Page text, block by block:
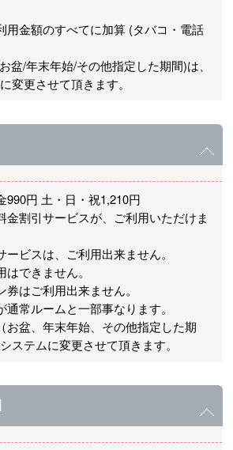
用金額のすべてに加算 (タバコ・電話
盆/年末年始/その他指定した期間)は、
変更させて頂きます。
990円 土・日・祝1,210円
金割引サービスが、ご利用いただけま
ビスは、ご利用出来ません。
できません。
はご利用出来ません。
常ルームと一部事なります。
お盆、年末年始、その他指定した期
ステムに変更させて頂きます。